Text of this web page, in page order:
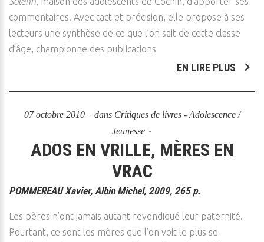
commentaires. Avec tact et précision, elle propose à ses
lecteurs une synthèse de ce que l’on sait de cette classe
d’âge, championne des publications
EN LIRE PLUS
07 octobre 2010 dans Critiques de livres - Adolescence /
Jeunesse
ADOS EN VRILLE, MÈRES EN
VRAC
POMMEREAU Xavier, Albin Michel, 2009, 265 p.
Les pères n’ont jamais autant revendiqué leur paternité.
Pourtant, ce sont les mères que l’on voit le plus se